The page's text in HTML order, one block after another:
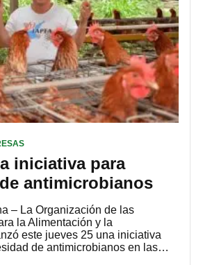
iniciativa para
antimicrobianos
– La Organización de las
la Alimentación y la
este jueves 25 una iniciativa
de antimicrobianos en las…